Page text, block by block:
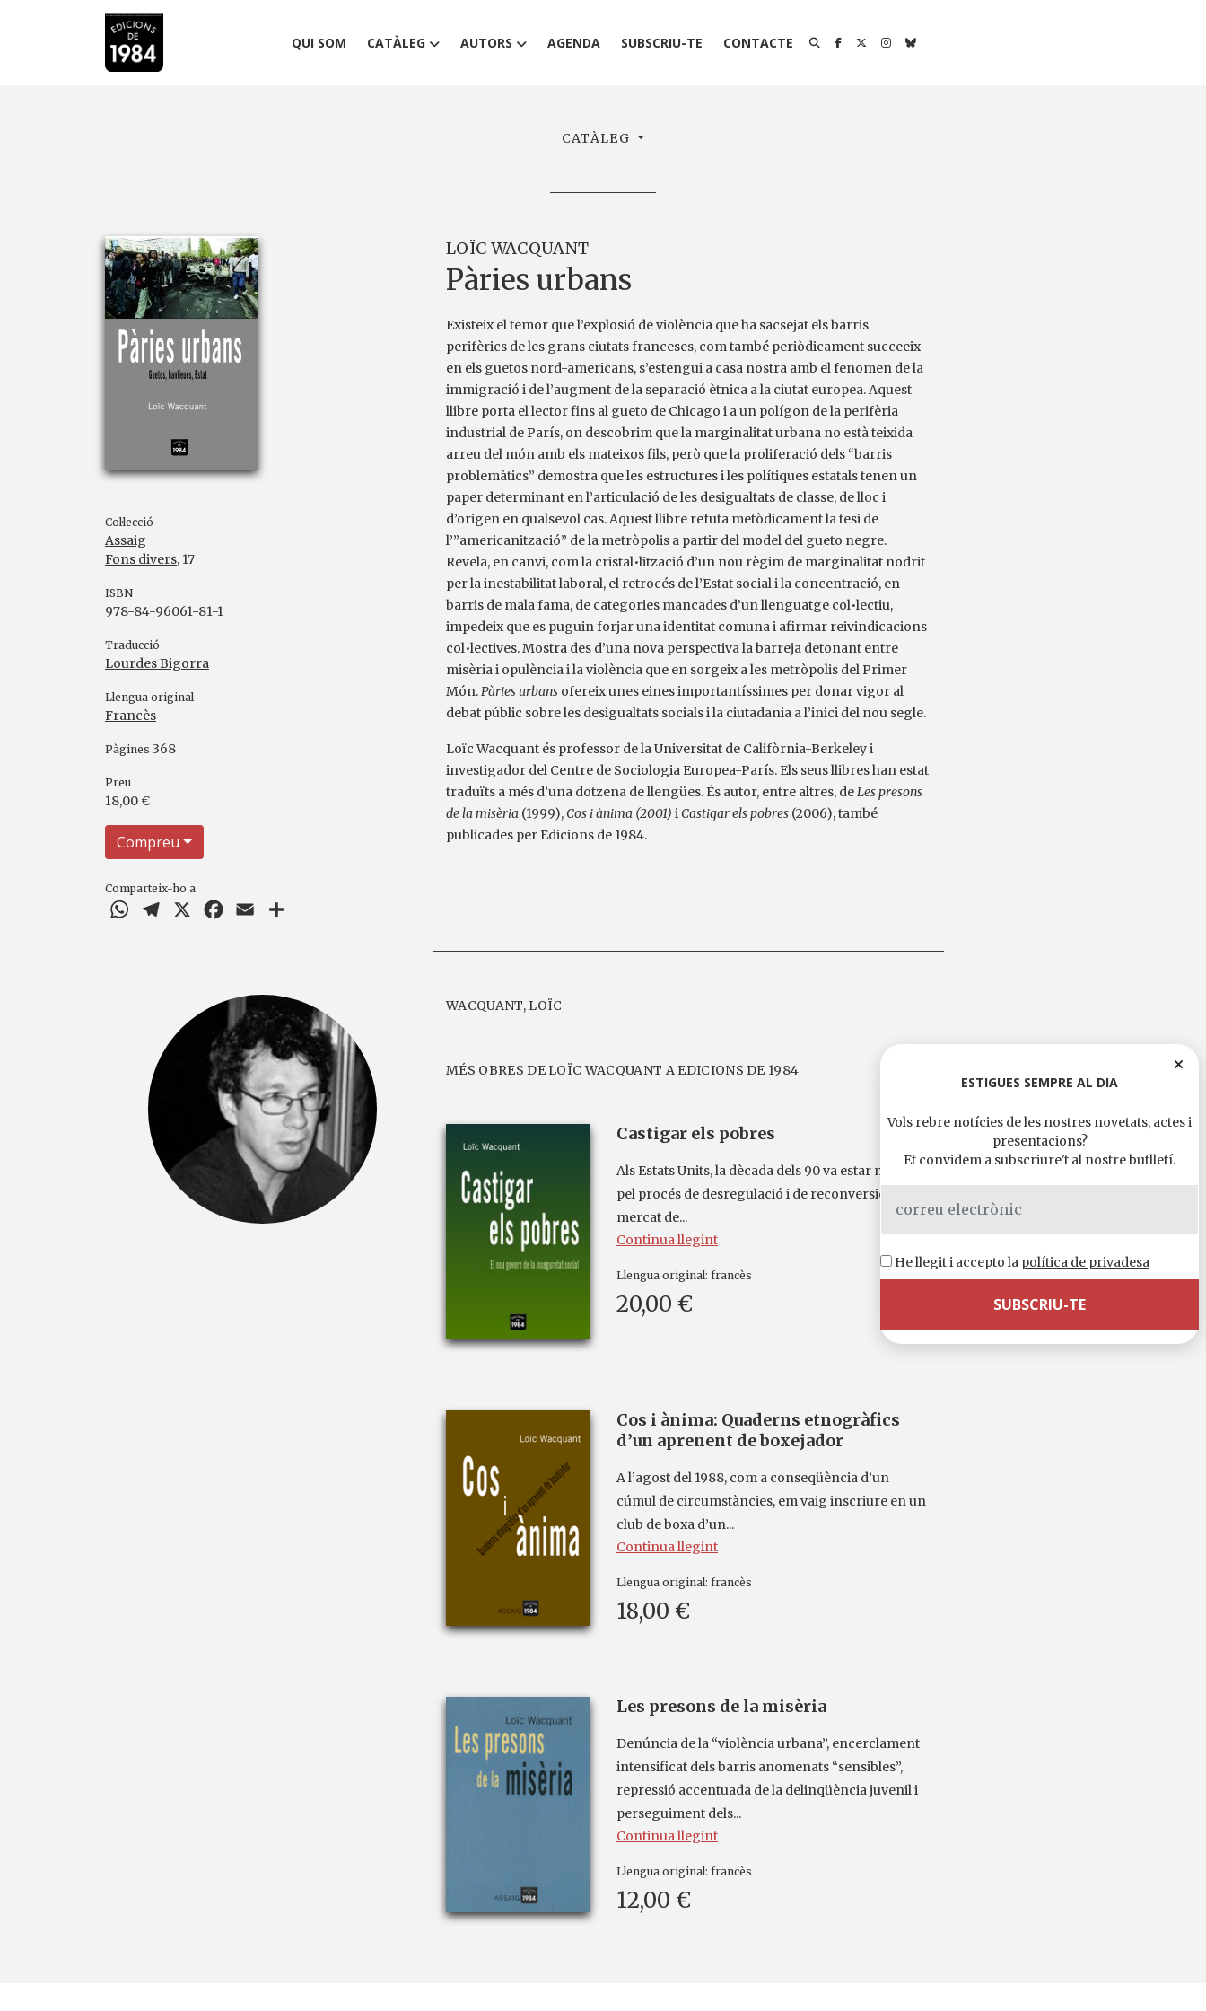
QUI SOM CATÀLEG AUTORS AGENDA SUBSCRIU-TE CONTACTE
CATÀLEG
Col·lecció
Assaig
Fons divers, 17
ISBN
978-84-96061-81-1
Traducció
Lourdes Bigorra
Llengua original
Francès
Pàgines 368
Preu
18,00 €
Compreu
Comparteix-ho a
WhatsAppTelegram Facebook
Email
LOÏC WACQUANT
Pàries urbans
Existeix el temor que l’explosió de violència que ha sacsejat els barris
perifèrics de les grans ciutats franceses, com també periòdicament succeeix
en els guetos nord-americans, s’estengui a casa nostra amb el fenomen de la
immigració i de l’augment de la separació ètnica a la ciutat europea. Aquest
llibre porta el lector fins al gueto de Chicago i a un polígon de la perifèria
industrial de París, on descobrim que la marginalitat urbana no està teixida
arreu del món amb els mateixos fils, però que la proliferació dels “barris
problemàtics” demostra que les estructures i les polítiques estatals tenen un
paper determinant en l’articulació de les desigualtats de classe, de lloc i
d’origen en qualsevol cas. Aquest llibre refuta metòdicament la tesi de
l’”americanització” de la metròpolis a partir del model del gueto negre.
Revela, en canvi, com la cristal•lització d’un nou règim de marginalitat nodrit
per la inestabilitat laboral, el retrocés de l’Estat social i la concentració, en
barris de mala fama, de categories mancades d’un llenguatge col•lectiu,
impedeix que es puguin forjar una identitat comuna i afirmar reivindicacions
col•lectives. Mostra des d’una nova perspectiva la barreja detonant entre
misèria i opulència i la violència que en sorgeix a les metròpolis del Primer
Món.Pàries urbans ofereix unes eines importantíssimes per donar vigor al
debat públic sobre les desigualtats socials i la ciutadania a l’inici del nou segle.
Loïc Wacquant és professor de la Universitat de Califòrnia-Berkeley i
investigador del Centre de Sociologia Europea-París. Els seus llibres han estat
traduïts a més d’una dotzena de llengües. És autor, entre altres, deLes presons
de la misèria (1999),Cos i ànima (2001) iCastigar els pobres (2006), també
publicades per Edicions de 1984.
WACQUANT, LOÏC
MÉS OBRES DE LOÏC WACQUANT A EDICIONS DE 1984
Castigar els pobres
Als Estats Units, la dècada dels 90 va estar marcada
pel procés de desregulació i de reconversió del
mercat de...
Continua llegint
Llengua original: francès
20,00 €
Cos i ànima: Quaderns etnogràfics
d’un aprenent de boxejador
A l’agost del 1988, com a conseqüència d’un
cúmul de circumstàncies, em vaig inscriure en un
club de boxa d’un...
Continua llegint
Llengua original: francès
18,00 €
Les presons de la misèria
Denúncia de la “violència urbana”, encerclament
intensificat dels barris anomenats “sensibles”,
repressió accentuada de la delinqüència juvenil i
perseguiment dels...
Continua llegint
Llengua original: francès
12,00 €
ESTIGUES SEMPRE AL DIA
Vols rebre notícies de les nostres novetats, actes i
presentacions?
Et convidem a subscriure't al nostre butlletí.
He llegit i accepto la política de privadesa